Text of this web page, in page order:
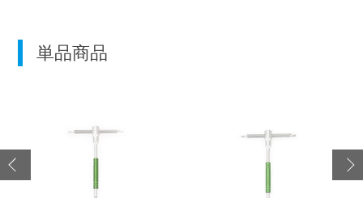
単品商品